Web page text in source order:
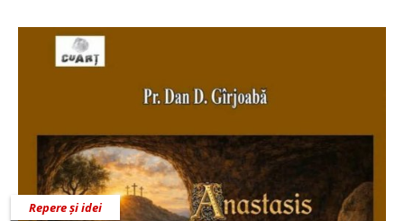
Repere și idei